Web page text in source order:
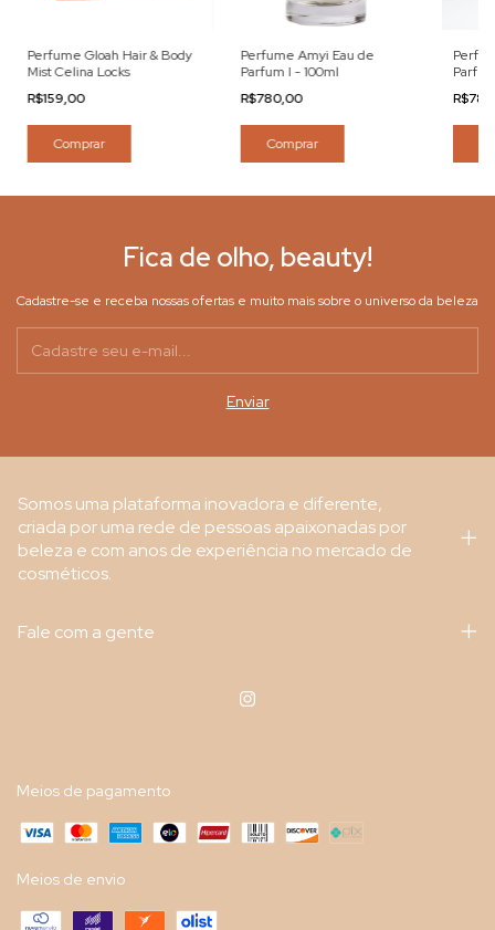
Perfume Gloah Hair & Body
Mist Celina Locks
R$159,00
Comprar
Perfume Amyi Eau de
Parfum I - 100ml
R$780,00
Comprar
Fica de olho, beauty!
Cadastre-se e receba nossas ofertas e muito mais sobre o universo da beleza
Somos uma plataforma inovadora e diferente,
criada por uma rede de pessoas apaixonadas por
beleza e com anos de experiência no mercado de
cosméticos.
Fale com a gente
Meios de pagamento
Meios de envio